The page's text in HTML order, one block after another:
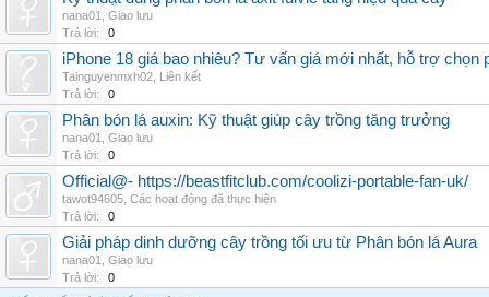
nana01
Giao lưu
Trả lời:
0
iPhone 18 giá bao nhiêu? Tư vấn giá mới nhất, hỗ trợ chọn
Tainguyenmxh02 Liên kết
Trả lời:
0
Phân bón lá auxin: Kỹ thuật giúp cây trồng tăng trưởng
nana01
Giao lưu
Trả lời:
0
Official@- https://beastfitclub.com/coolizi-portable-fan-uk/
tawot94605 Các hoạt động đã thực hiện
Trả lời:
0
Giải pháp dinh dưỡng cây trồng tối ưu từ Phân bón lá Aura
nana01
Giao lưu
Trả lời:
0